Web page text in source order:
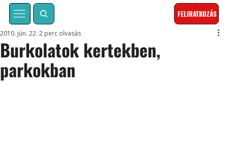
FELIRATKOZÁS
Burkolatok kertekben,
parkokban
2010. jún. 22. 2 perc olvasás